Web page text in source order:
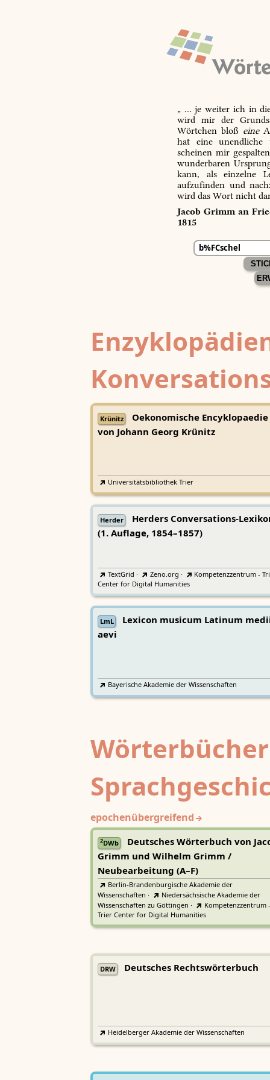
„ … je weiter ich in
wird mir der
Wörtchen bloß eine
hat eine unendliche
scheinen mir
wunderbaren
kann, als einzelne
aufzufinden und
wird das Wort nicht
Jacob Grimm an
1815
Krünitz
Oekonomische Encyklopaedie
von Johann Georg Krünitz
Universitätsbibliothek Trier
Herder
Herders Conversations-
(1. Auflage, 1854–1857)
TextGrid · Zeno.org ·
Kompetenzzentrum -
Center for Digital Humanities
LmL
Lexicon musicum Latinum
aevi
Bayerische Akademie der Wissenschaften
epochenübergreifend
2DWb
Deutsches Wörterbuch von
Grimm und Wilhelm Grimm /
Neubearbeitung (A–F)
Berlin-Brandenburgische Akademie der
Wissenschaften ·
Niedersächsische Akademie der
Wissenschaften zu Göttingen ·
Kompetenzzentrum -
Trier Center for Digital Humanities
DRW Deutsches Rechtswörterbuch
Heidelberger Akademie der Wissenschaften